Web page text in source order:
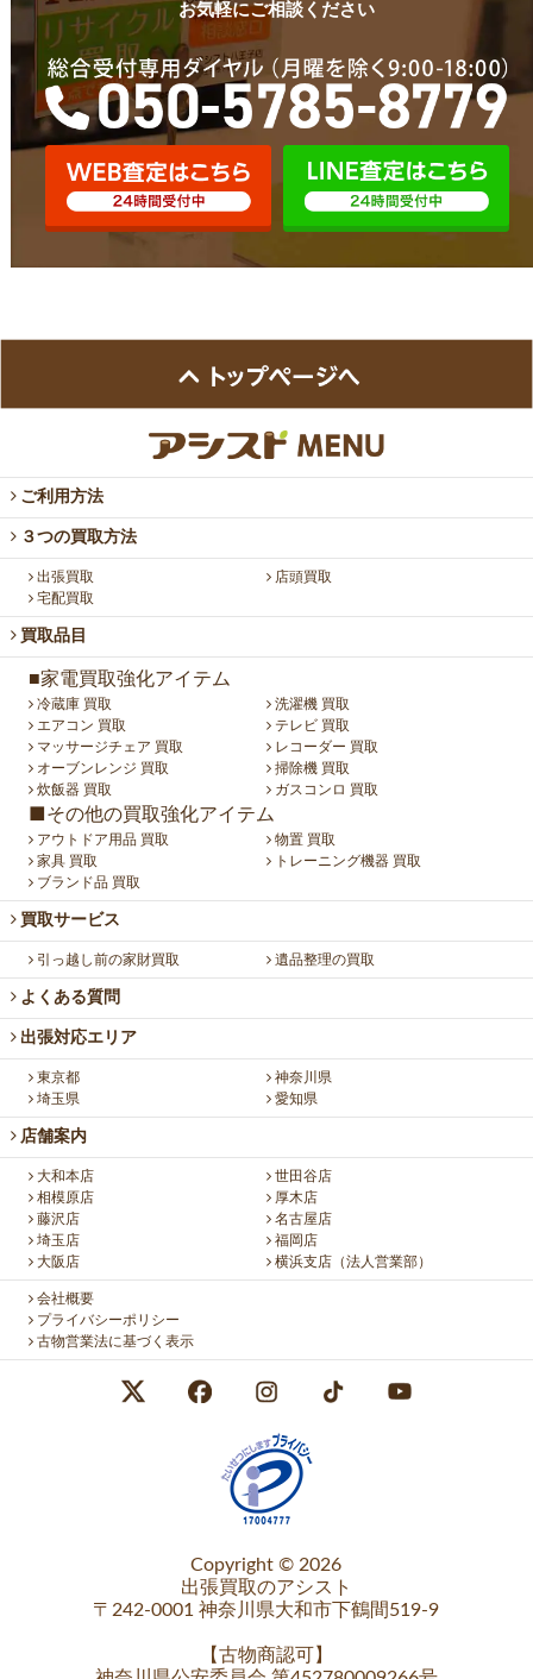
お気軽にご相談ください
ご利用方法
３つの買取方法
出張買取
店頭買取
宅配買取
買取品目
■家電買取強化アイテム
冷蔵庫 買取
洗濯機 買取
エアコン 買取
テレビ 買取
マッサージチェア 買取
レコーダー 買取
オーブンレンジ 買取
掃除機 買取
炊飯器 買取
ガスコンロ 買取
■その他の買取強化アイテム
アウトドア用品 買取
物置 買取
家具 買取
トレーニング機器 買取
ブランド品 買取
買取サービス
引っ越し前の家財買取 遺品整理の買取
よくある質問
出張対応エリア
東京都
神奈川県
埼玉県
愛知県
店舗案内
大和本店
世田谷店
相模原店
厚木店
藤沢店
名古屋店
埼玉店
福岡店
大阪店
横浜支店（法人営業部）
会社概要
プライバシーポリシー
古物営業法に基づく表示
Copyright © 2026
出張買取のアシスト
〒242-0001 神奈川県大和市下鶴間519-9
【古物商認可
】